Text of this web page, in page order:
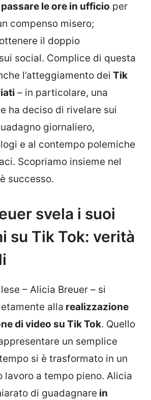
le ore in ufficio per
compenso misero;
il doppio
social. Complice di questa
l’atteggiamento dei Tik
– in particolare, una
ha deciso di rivelare sui
giornaliero,
e al contempo polemiche
Scopriamo insieme nel
successo.
svela i suoi
su Tik Tok: verità
– Alicia Breuer – si
alla realizzazione
di video su Tik Tok. Quello
un semplice
si è trasformato in un
lavoro a tempo pieno. Alicia
di guadagnare in